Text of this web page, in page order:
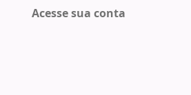
Acesse sua conta